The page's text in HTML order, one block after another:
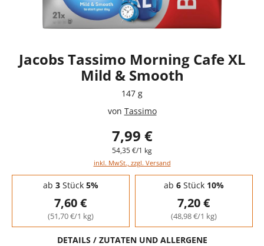
Jacobs Tassimo Morning Cafe XL
Mild & Smooth
147 g
von Tassimo
7,99 €
54,35 €/1 kg
inkl. MwSt., zzgl. Versand
Staffelpreise - Mengenrabatt
ab 3Stück 5%
7,60 €
(51,70 €/1 kg)
ab 6Stück 10%
7,20 €
(48,98 €/1 kg)
DETAILS / ZUTATEN UND ALLERGENE